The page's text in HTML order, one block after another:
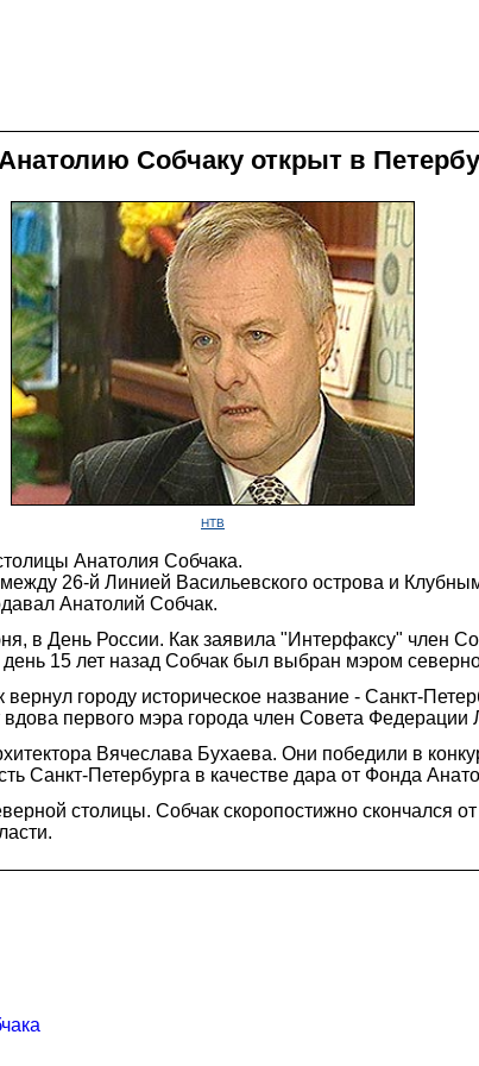
Собчаку открыт в
НТВ
Анатолия Собчака.
26-й Линией Васильевского острова и
Анатолий Собчак.
в День России. Как заявила "Интерфаксу" член
15 лет назад Собчак был выбран мэром
городу историческое название - Санкт-
вдова первого мэра города член Совета
Вячеслава Бухаева. Они победили в
Санкт-Петербурга в качестве дара от Фонда
столицы. Собчак скоропостижно скончался от